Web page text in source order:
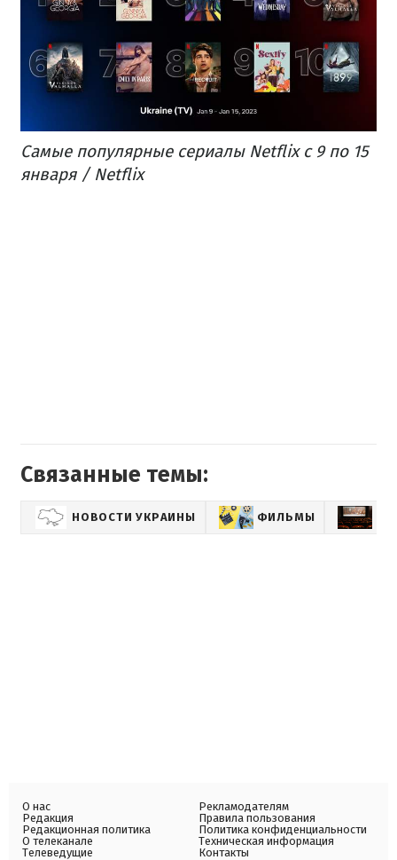
Самые популярные сериалы Netflix с 9 по 15
января / Netflix
Связанные темы:
НОВОСТИ УКРАИНЫ ФИЛЬМЫ
О нас
Редакция
Редакционная политика
О телеканале
Телеведущие
Рекламодателям
Правила пользования
Политика конфиденциальности
Техническая информация
Контакты